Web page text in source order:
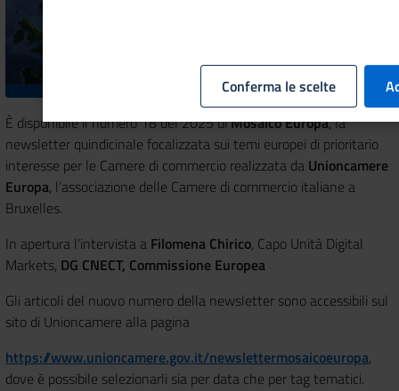
È disponibile il numero 18 del 2025 diMosaico Europa, la
newsletter quindicinale focalizzata sui temi europei di prioritario
interesse per le Camere di commercio realizzata da Unioncamere
Europa, l’associazione delle Camere di commercio italiane a
Bruxelles.
In apertura l'intervista a Filomena Chirico, Capo Unità Digital
Markets, DG CNECT, Commissione Europea
Gli articoli del nuovo numero della newsletter sono accessibili sul
sito di Unioncamere alla pagina
https://www.unioncamere.gov.it/newslettermosaicoeuropa,
dove è possibile selezionarli sia per data che per tag tematici.
Conferma le scelte